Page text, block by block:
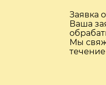
Заявка
Ваша
Мы